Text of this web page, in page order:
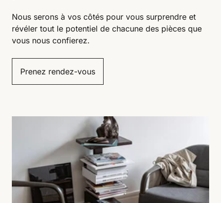
Nous serons à vos côtés pour vous surprendre et
révéler tout le potentiel de chacune des pièces que
vous nous confierez.
Prenez rendez-vous